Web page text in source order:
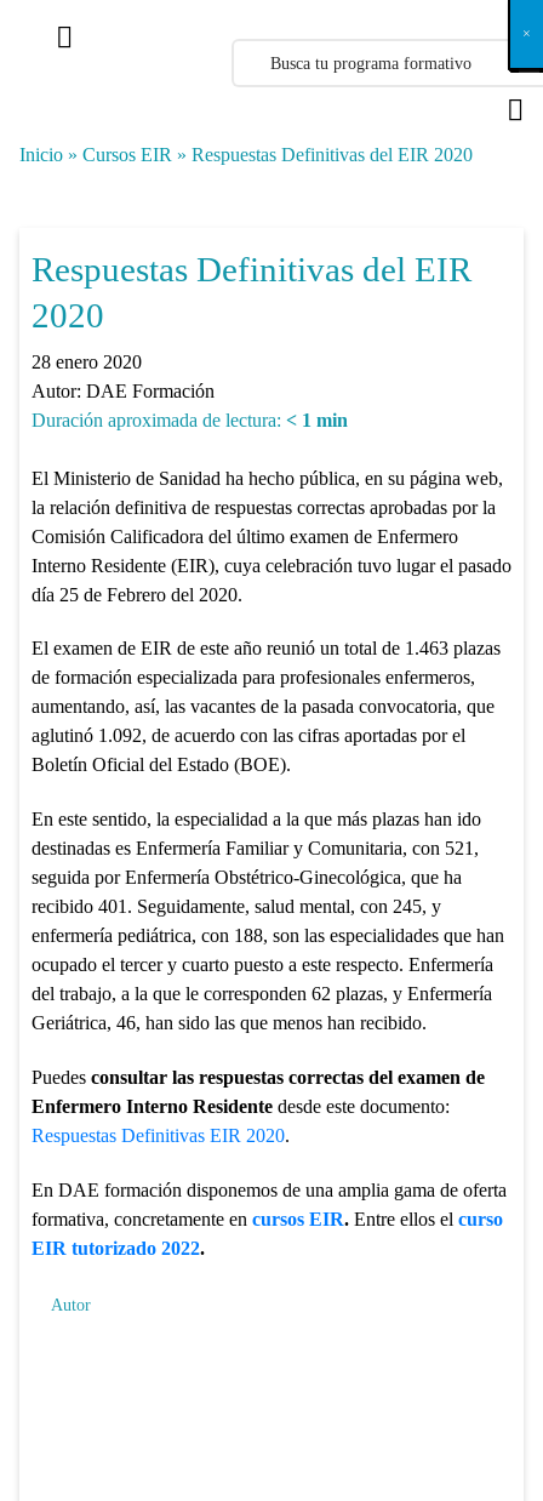
Inicio » Cursos EIR » Respuestas Definitivas del EIR 2020
Respuestas Definitivas del EIR
2020
28 enero 2020
Autor: DAE Formación
Duración aproximada de lectura: < 1 min
El Ministerio de Sanidad ha hecho pública, en su página web,
la relación definitiva de respuestas correctas aprobadas por la
Comisión Calificadora del último examen de Enfermero
Interno Residente (EIR), cuya celebración tuvo lugar el pasado
día 25 de Febrero del 2020.
El examen de EIR de este año reunió un total de 1.463 plazas
de formación especializada para profesionales enfermeros,
aumentando, así, las vacantes de la pasada convocatoria, que
aglutinó 1.092, de acuerdo con las cifras aportadas por el
Boletín Oficial del Estado (BOE).
En este sentido, la especialidad a la que más plazas han ido
destinadas es Enfermería Familiar y Comunitaria, con 521,
seguida por Enfermería Obstétrico-Ginecológica, que ha
recibido 401. Seguidamente, salud mental, con 245, y
enfermería pediátrica, con 188, son las especialidades que han
ocupado el tercer y cuarto puesto a este respecto. Enfermería
del trabajo, a la que le corresponden 62 plazas, y Enfermería
Geriátrica, 46, han sido las que menos han recibido.
Puedes consultar las respuestas correctas del examen de
Enfermero Interno Residentedesde este documento:
Respuestas Definitivas EIR 2020.
En DAE formación disponemos de una amplia gama de oferta
formativa, concretamente en cursos EIR. Entre ellos el curso
EIR tutorizado 2022.
Autor
X
×
×
×
×
×
×
×
×
×
×
×
×
×
×
×
×
×
×
×
×
×
×
×
×
×
×
×
×
×
×
×
×
×
×
×
×
×
×
×
×
×
×
×
×
×
×
×
×
×
×
×
×
×
×
×
×
×
×
×
×
×
×
×
×
×
×
×
×
×
×
×
×
×
×
×
×
×
×
×
×
×
×
×
×
×
×
×
×
×
×
×
×
×
×
×
×
×
×
×
×
×
×
×
×
×
×
×
×
×
×
×
×
×
×
×
×
×
×
×
×
×
×
×
×
×
×
×
×
×
×
×
×
×
×
×
×
×
×
×
×
×
×
×
×
×
×
×
×
×
×
×
×
×
×
×
×
×
×
×
×
×
×
×
×
×
×
×
×
×
×
×
×
×
×
×
×
×
×
×
×
×
×
×
×
×
×
×
×
×
×
×
×
×
×
×
×
×
×
×
×
×
×
×
×
×
×
×
×
×
×
×
×
×
×
×
×